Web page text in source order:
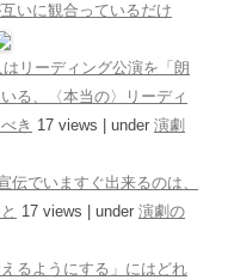
いに観合っているだけ
リーディング公演を「朗
る、〈本当の〉リーディ
き 17 views under 演劇
伝でいますぐ出来るのは、
17 views under 演劇の
るようにする」にはどれ